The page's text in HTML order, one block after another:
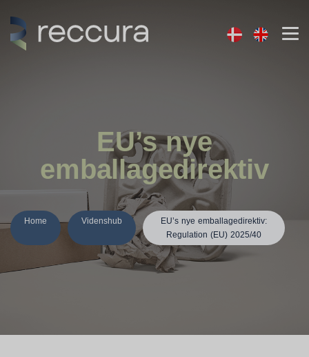
EU’s nye
emballagedirektiv
Home Videnshub
EU’s nye emballagedirektiv:
Regulation (EU) 2025/40